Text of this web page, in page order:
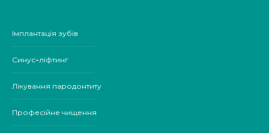
Імплантація зубів
Синус-ліфтинг
Лікування пародонтиту
Професійне чищення